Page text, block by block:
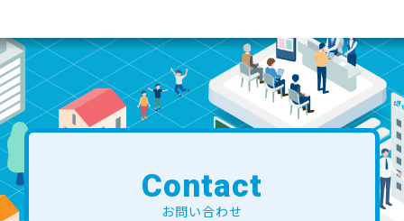
Contact
お問い合わせ